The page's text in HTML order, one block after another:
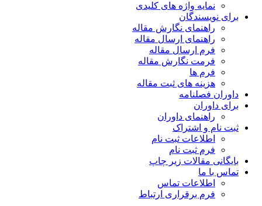
نمایه واژه های کلیدی
برای نویسندگان
راهنمای نگارش مقاله
راهنمای ارسال مقاله
فرم ارسال مقاله
فرمت نگارش مقاله
فرم ها
هزینه های ثبت مقاله
داوران فصلنامه
برای داوران
راهنمای داوران
ثبت نام و اشتراک
اطلاعات ثبت نام
فرم ثبت نام
بایگانی مقالات زیر چاپ
تماس با ما
اطلاعات تماس
فرم برقراری ارتباط